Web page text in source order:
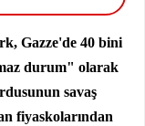
Gazze'de 40 bini
durum" olarak
savaş
fiyaskolarından